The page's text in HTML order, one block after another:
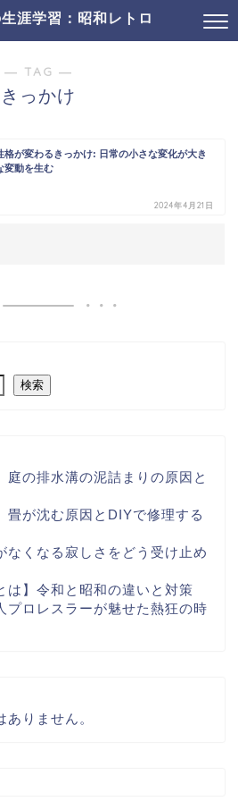
・SNS
涯学習：昭和レトロ
― TAG ―
きっかけ
格が変わるきっかけ: 日常の小さな変化が大き
変動を生む
2024年4月21日
検索
庭の排水溝の泥詰まりの原因と
畳が沈む原因とDIYで修理する
なくなる寂しさをどう受け止め
は】令和と昭和の違いと対策
プロレスラーが魅せた熱狂の時
りません。